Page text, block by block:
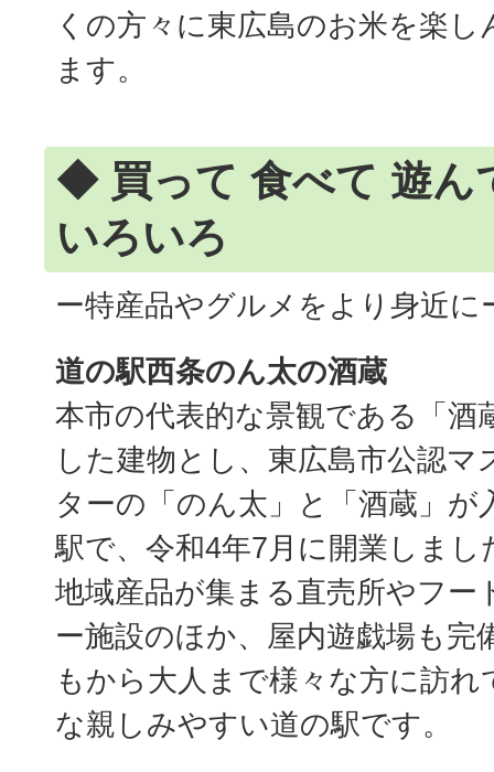
くの方々に東広島のお米を楽
ます。
◆ 買って 食べて 遊ん
いろいろ
ー特産品やグルメをより身近に
道の駅西条のん太の酒蔵
本市の代表的な景観である「酒
した建物とし、東広島市公認
ターの「のん太」と「酒蔵」が
駅で、令和4年7月に開業しまし
地域産品が集まる直売所やフー
ー施設のほか、屋内遊戯場も完
もから大人まで様々な方に訪
な親しみやすい道の駅です。